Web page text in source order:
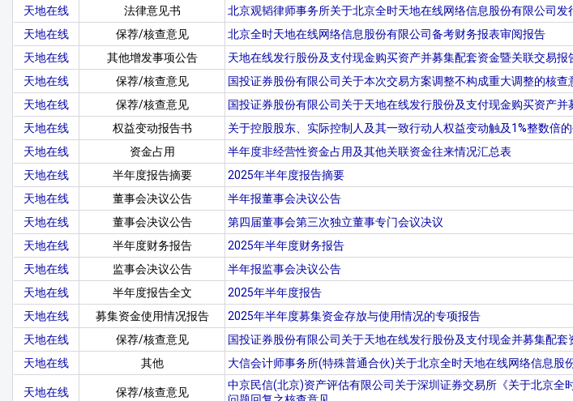
天地在线
法律意见书 北京观韬律师事务所关于北京全时天地在线网络信息股份有限公司
天地在线
保荐/核查意见 北京全时天地在线网络信息股份有限公司备考财务报表审阅报告
天地在线
其他增发事项公告 天地在线发行股份及支付现金购买资产并募集配套资金暨关联交易
天地在线
保荐/核查意见 国投证券股份有限公司关于本次交易方案调整不构成重大调整的核查
天地在线
保荐/核查意见 国投证券股份有限公司关于天地在线发行股份及支付现金购买资产
天地在线
权益变动报告书 关于控股股东、实际控制人及其一致行动人权益变动触及1%整数倍
天地在线
资金占用 半年度非经营性资金占用及其他关联资金往来情况汇总表
天地在线
半年度报告摘要 2025年半年度报告摘要
天地在线
董事会决议公告 半年报董事会决议公告
天地在线
董事会决议公告 第四届董事会第三次独立董事专门会议决议
天地在线
半年度财务报告 2025年半年度财务报告
天地在线
监事会决议公告 半年报监事会决议公告
天地在线
半年度报告全文 2025年半年度报告
天地在线
募集资金使用情况报告 2025年半年度募集资金存放与使用情况的专项报告
天地在线
保荐/核查意见 国投证券股份有限公司关于天地在线发行股份及支付现金并募集配
天地在线
其他 大信会计师事务所(特殊普通合伙)关于北京全时天地在线网络信息
天地在线 保荐/核查意见
中京民信(北京)资产评估有限公司关于深圳证券交易所《关于北京